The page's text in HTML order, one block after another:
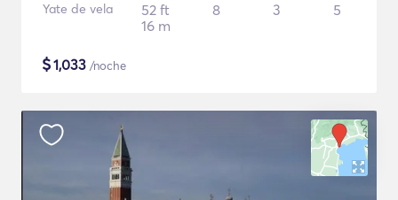
Yate de vela
52 ft
16 m
8 3 5
$1,033 /noche